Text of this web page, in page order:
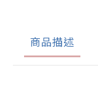
商品描述